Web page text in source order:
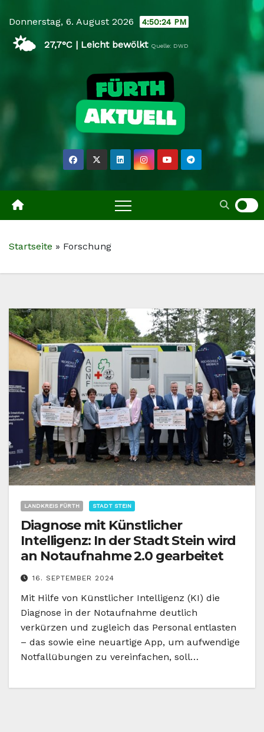
content
Donnerstag, 6. August 2026 4:50:24 PM
🌤️ 27,7°C | Leicht bewölkt Quelle: DWD
Startseite » Forschung
LANDKREIS FÜRTH STADT STEIN
Diagnose mit Künstlicher
Intelligenz: In der Stadt Stein wird
an Notaufnahme 2.0 gearbeitet
16. SEPTEMBER 2024
Mit Hilfe von Künstlicher Intelligenz (KI) die
Diagnose in der Notaufnahme deutlich
verkürzen und zugleich das Personal entlasten
– das sowie eine neuartige App, um aufwendige
Notfallübungen zu vereinfachen, soll…